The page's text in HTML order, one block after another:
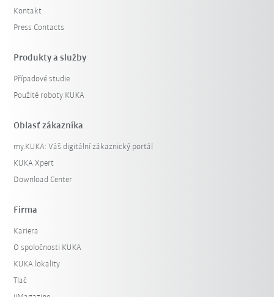
Kontakt
Press Contacts
Produkty a služby
Případové studie
Použité roboty KUKA
Oblasť zákazníka
my.KUKA: Váš digitální zákaznický portál
KUKA Xpert
Download Center
Firma
Kariera
O spoločnosti KUKA
KUKA lokality
Tlač